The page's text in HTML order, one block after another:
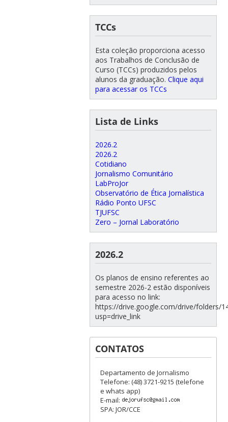
TCCs
Esta coleção proporciona acesso
aos Trabalhos de Conclusão de
Curso (TCCs) produzidos pelos
alunos da graduação. Clique aqui
para acessar os TCCs
Lista de Links
2026.2
2026.2
Cotidiano
Jornalismo Comunitário
LabProJor
Observatório de Ética Jornalística
Rádio Ponto UFSC
TJUFSC
Zero – Jornal Laboratório
2026.2
Os planos de ensino referentes ao
semestre 2026-2 estão disponíveis
para acesso no link:
https://drive.google.com/drive/folders/
usp=drive_link
CONTATOS
Departamento de Jornalismo
Telefone: (48) 3721-9215 (telefone
e whats app)
E-mail:
SPA: JOR/CCE